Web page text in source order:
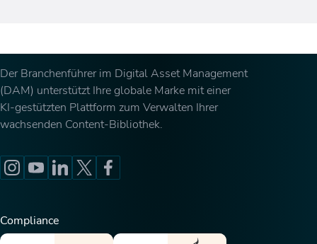
Der Branchenführer im Digital Asset Management
(DAM) unterstützt Ihre globale Marke mit einer
KI-gestützten Plattform zum Verwalten Ihrer
wachsenden Content-Bibliothek.
Compliance